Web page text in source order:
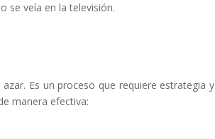
se veía en la televisión.
Es un proceso que requiere estrategia y
manera efectiva: